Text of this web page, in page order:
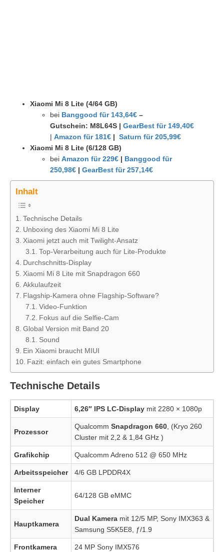
Xiaomi Mi 8 Lite (4/64 GB)
bei Banggood für 143,64€ –
Gutschein: M8L64S | GearBest für 149,40€
| Amazon für 181€ | Saturn für 205,99€
Xiaomi Mi 8 Lite (6/128 GB)
bei Amazon für 229€ | Banggood für
250,98€ | GearBest für 257,14€
Inhalt
Technische Details
Unboxing des Xiaomi Mi 8 Lite
Xiaomi jetzt auch mit Twilight-Ansatz
Top-Verarbeitung auch für Lite-Produkte
Durchschnitts-Display
Xiaomi Mi 8 Lite mit Snapdragon 660
Akkulaufzeit
Flagship-Kamera ohne Flagship-Software?
Video-Funktion
Fokus auf die Selfie-Cam
Global Version mit Band 20
Sound
Ein Xiaomi braucht MIUI
Fazit: einfach ein gutes Smartphone
Technische Details
Display 6,26″ IPS LC-Display mit 2280 × 1080p
Prozessor
Qualcomm Snapdragon 660 , (Kryo 260
Cluster mit 2,2 & 1,84 GHz )
Grafikchip Qualcomm Adreno 512 @ 650 MHz
Arbeitsspeicher 4/6 GB LPDDR4X
Interner
Speicher
64/128 GB eMMC
Hauptkamera
Dual Kamera mit 12/5 MP, Sony IMX363 &
Samsung S5K5E8, ƒ/1.9
Frontkamera 24 MP Sony IMX576